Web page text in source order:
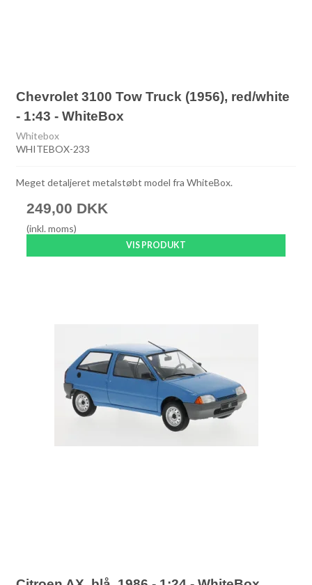
Chevrolet 3100 Tow Truck (1956), red/white
- 1:43 - WhiteBox
Whitebox
WHITEBOX-233
Meget detaljeret metalstøbt model fra WhiteBox.
249,00 DKK
(inkl. moms)
VIS PRODUKT